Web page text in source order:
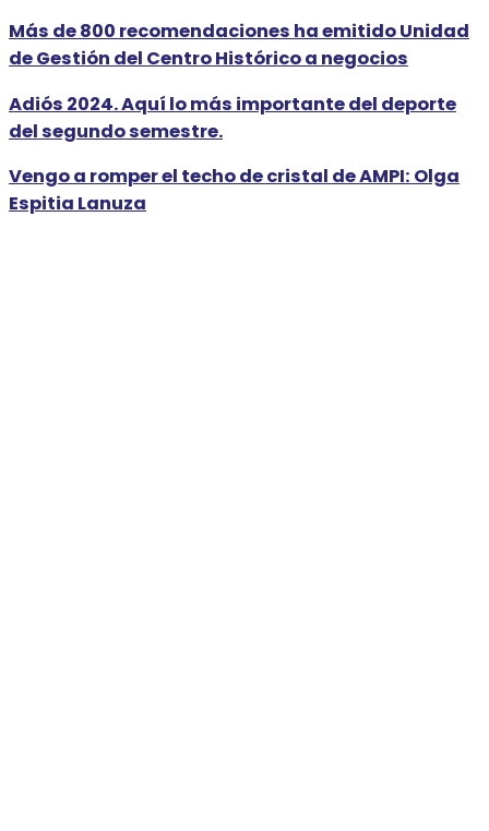
Más de 800 recomendaciones ha emitido Unidad
de Gestión del Centro Histórico a negocios
Adiós 2024. Aquí lo más importante del deporte
del segundo semestre.
Vengo a romper el techo de cristal de AMPI: Olga
Espitia Lanuza